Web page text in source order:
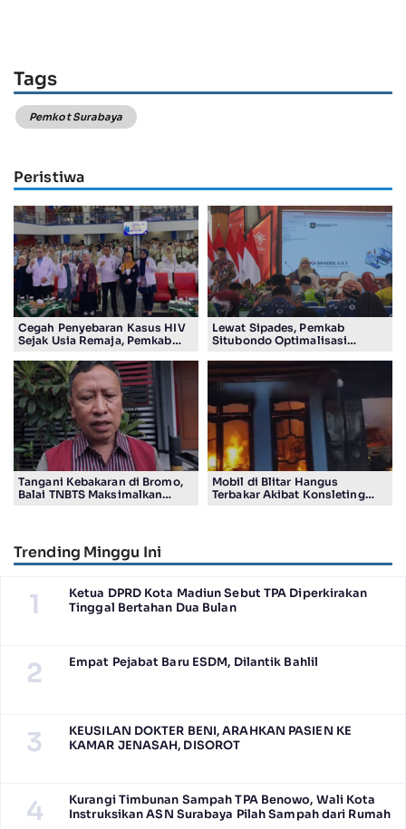
Tags
Pemkot Surabaya
Peristiwa
Cegah Penyebaran Kasus HIV
Sejak Usia Remaja, Pemkab
Pelajar
Lewat Sipades, Pemkab
Situbondo Optimalisasi
Tangani Kebakaran di Bromo,
Balai TNBTS Maksimalkan
Mobil di Blitar Hangus
Terbakar Akibat Konsleting
Trending Minggu Ini
1
Ketua DPRD Kota Madiun Sebut TPA Diperkirakan
Tinggal Bertahan Dua Bulan
2 Empat Pejabat Baru ESDM, Dilantik Bahlil
3
KEUSILAN DOKTER BENI, ARAHKAN PASIEN KE
KAMAR JENASAH, DISOROT
4
Kurangi Timbunan Sampah TPA Benowo, Wali Kota
Instruksikan ASN Surabaya Pilah Sampah dari Rumah